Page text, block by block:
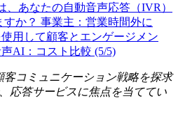
、あなたの自動音声応答（IVR）
か？ 事業主：営業時間外に
使用して顧客とエンゲージメン
AI：コスト比較 (5/5)
コミュニケーション戦略を探求
応答サービスに焦点を当ててい